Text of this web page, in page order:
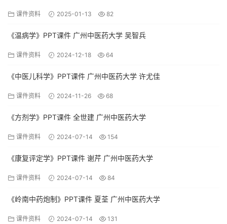
课件资料 2025-01-13 82
《温病学》PPT课件 广州中医药大学 吴智兵
课件资料 2024-12-18 64
《中医儿科学》PPT课件 广州中医药大学 许尤佳
课件资料 2024-11-26 68
《方剂学》PPT课件 全世建 广州中医药大学
课件资料 2024-07-14 154
《康复评定学》PPT课件 谢芹 广州中医药大学
课件资料 2024-07-14 84
《岭南中药炮制》PPT课件 夏荃 广州中医药大学
课件资料 2024-07-14 131